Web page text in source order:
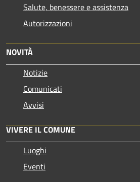
Salute, benessere e assistenza
Autorizzazioni
NOVITÀ
Notizie
Comunicati
Avvisi
VIVERE IL COMUNE
Luoghi
Eventi